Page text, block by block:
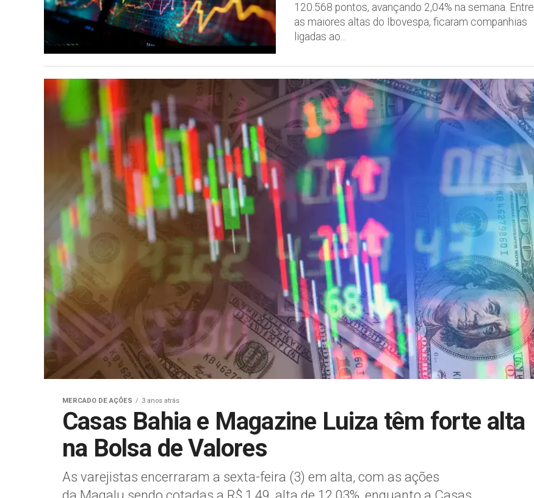
120.568 pontos, avançando 2,04% na semana. Entre
as maiores altas do Ibovespa, ficaram companhias
ligadas ao...
MERCADO DE AÇÕES 3 anos atrás
Casas Bahia e Magazine Luiza têm forte alta
na Bolsa de Valores
As varejistas encerraram a sexta-feira (3) em alta, com as ações